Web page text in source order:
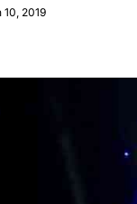
10, 2019